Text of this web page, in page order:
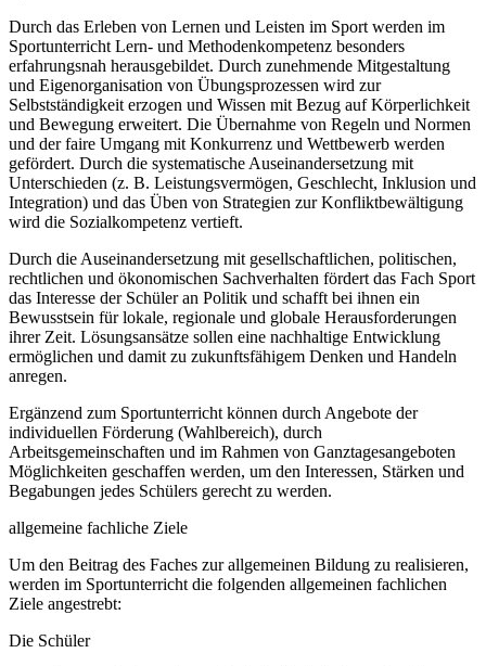
Durch das Erleben von Lernen und Leisten im Sport werden im
Sportunterricht Lern- und Methodenkompetenz besonders
erfahrungsnah herausgebildet. Durch zunehmende Mitgestaltung
und Eigenorganisation von Übungsprozessen wird zur
Selbstständigkeit erzogen und Wissen mit Bezug auf Körperlichkeit
und Bewegung erweitert. Die Übernahme von Regeln und Normen
und der faire Umgang mit Konkurrenz und Wettbewerb werden
gefördert. Durch die systematische Auseinandersetzung mit
Unterschieden (z. B. Leistungsvermögen, Geschlecht, Inklusion und
Integration) und das Üben von Strategien zur Konfliktbewältigung
wird die Sozialkompetenz vertieft.
Durch die Auseinandersetzung mit gesellschaftlichen, politischen,
rechtlichen und ökonomischen Sachverhalten fördert das Fach Sport
das Interesse der Schüler an Politik und schafft bei ihnen ein
Bewusstsein für lokale, regionale und globale Herausforderungen
ihrer Zeit. Lösungsansätze sollen eine nachhaltige Entwicklung
ermöglichen und damit zu zukunftsfähigem Denken und Handeln
anregen.
Ergänzend zum Sportunterricht können durch Angebote der
individuellen Förderung (Wahlbereich), durch
Arbeitsgemeinschaften und im Rahmen von Ganztagesangeboten
Möglichkeiten geschaffen werden, um den Interessen, Stärken und
Begabungen jedes Schülers gerecht zu werden.
allgemeine fachliche Ziele
Um den Beitrag des Faches zur allgemeinen Bildung zu realisieren,
werden im Sportunterricht die folgenden allgemeinen fachlichen
Ziele angestrebt:
Die Schüler